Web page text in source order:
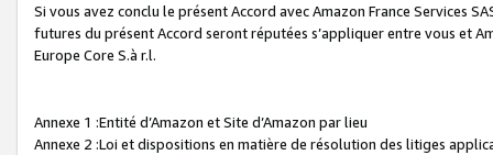
Si vous avez conclu le présent Accord avec Amazon France Services
futures du présent Accord seront réputées s’appliquer entre vous et
Europe Core S.à r.l.
Annexe 1 :Entité d’Amazon et Site d’Amazon par lieu
Annexe 2 :Loi et dispositions en matière de résolution des litiges